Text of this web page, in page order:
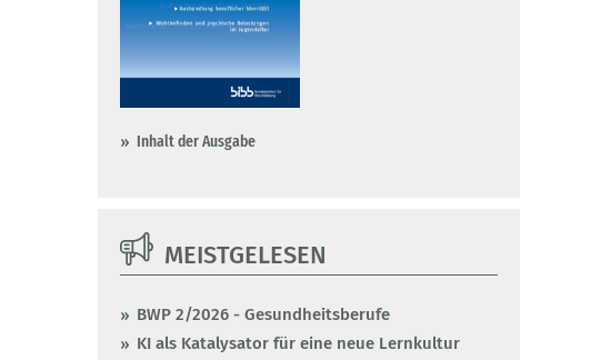
Inhalt der Ausgabe
MEISTGELESEN
BWP 2/2026 - Gesundheitsberufe
KI als Katalysator für eine neue Lernkultur